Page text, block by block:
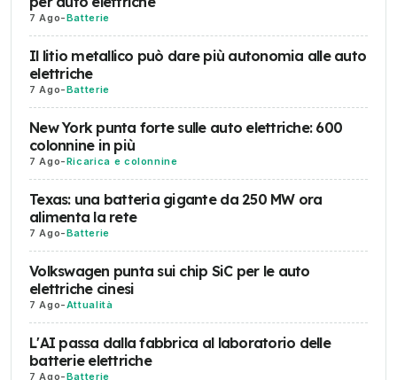
7 Ago-Batterie
Il litio metallico può dare più autonomia alle auto
elettriche
7 Ago-Batterie
New York punta forte sulle auto elettriche: 600
colonnine in più
7 Ago-Ricarica e colonnine
Texas: una batteria gigante da 250 MW ora
alimenta la rete
7 Ago-Batterie
Volkswagen punta sui chip SiC per le auto
elettriche cinesi
7 Ago-Attualità
L'AI passa dalla fabbrica al laboratorio delle
batterie elettriche
7 Ago-Batterie